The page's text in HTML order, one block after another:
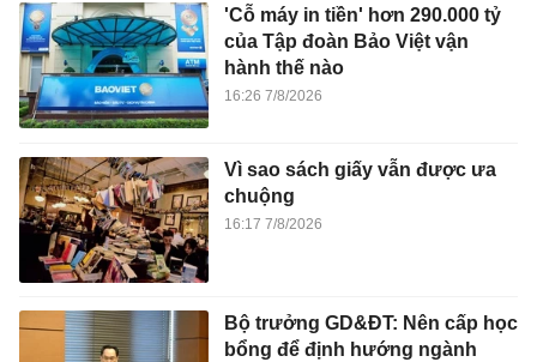
'Cỗ máy in tiền' hơn 290.000 tỷ
của Tập đoàn Bảo Việt vận
hành thế nào
16:26 7/8/2026
Vì sao sách giấy vẫn được ưa
chuộng
16:17 7/8/2026
Bộ trưởng GD&ĐT: Nên cấp học
bổng để định hướng ngành